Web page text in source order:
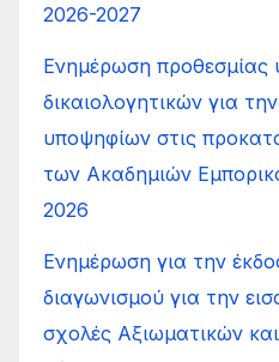
2026-2027
Ενημέρωση προθεσμίας
δικαιολογητικών για
υποψηφίων στις
των Ακαδημιών
2026
Ενημέρωση για την
διαγωνισμού για την
σχολές Αξιωματικών